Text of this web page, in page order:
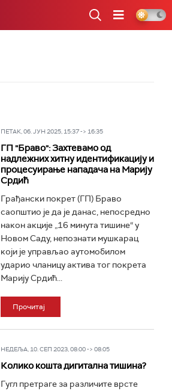
ПЕТАК, 06. ЈУН 2025, 15:37 -> 16:35
ГП "Браво": Захтевамо од
надлежних хитну идентификацију и
процесуирање нападача на Марију
Срдић
Грађански покрет (ГП) Браво
саопштио је да је данас, непосредно
након акције „16 минута тишине“ у
Новом Саду, непознати мушкарац
који је управљао аутомобилом
ударио чланицу актива тог покрета
Марију Срдић...
Прочитај
НЕДЕЉА, 10. СЕП 2023, 08:00 -> 08:05
Колико кошта дигитална тишина?
Гугл претраге за различите врсте